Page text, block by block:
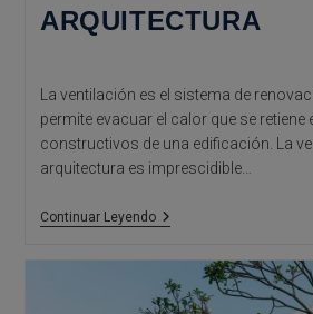
ARQUITECTURA
La ventilación es el sistema de
permite evacuar el calor que se retiene
constructivos de una edificación. La
arquitectura es imprescidible…
Continuar LeyendoVentilación